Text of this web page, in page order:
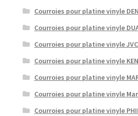
Courroies pour platine vinyle
Courroies pour platine vinyle
Courroies pour platine vinyle JVC
Courroies pour platine vinyle
Courroies pour platine vinyle
Courroies pour platine vinyle
Courroies pour platine vinyle